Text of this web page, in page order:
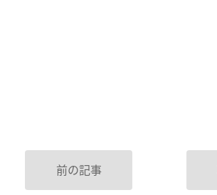
前の記事